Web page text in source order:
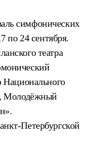
симфонических
по 24 сентября.
театра
Национального
Молодёжный
Петербургской